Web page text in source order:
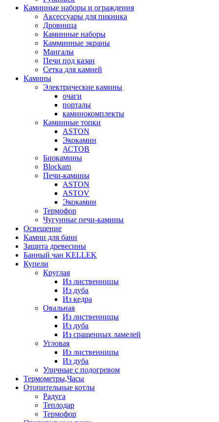
Каминные наборы и ограждения
Аксессуары для пикника
Дровница
Каминные наборы
Камминные экраны
Мангалы
Печи под казан
Сетка для камней
Камины
Электрические камины
очаги
порталы
каминокомплекты
Каминные топки
ASTON
Экокамин
АСТОВ
Биокамины
Blockam
Печи-камины
ASTON
АSTOV
Экокамин
Термофор
Чугунные печи-камины
Освещение
Камни для бани
Защита древесины
Банный чан KELLEK
Купели
Круглая
Из лиственницы
Из дуба
Из кедра
Овальная
Из лиственницы
Из дуба
Из сращенных ламелей
Угловая
Из лиственницы
Из дуба
Уличные с подогревом
Термометры,Часы
Отопительные котлы
Радуга
Теплодар
Термофор